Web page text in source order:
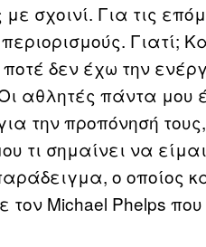
με σχοινί. Για τις
Γιατί;
δεν έχω την
αθλητές πάντα μου
την προπόνησή
τι σημαίνει να
ο οποίος
τον Michael Phelps